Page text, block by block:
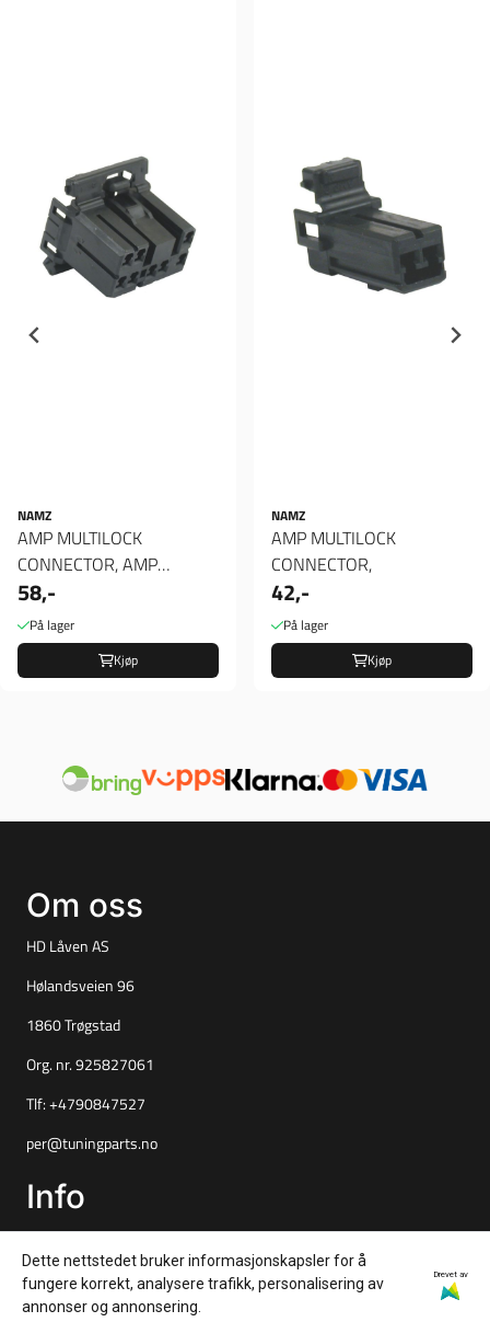
NAMZ
AMP MULTILOCK
CONNECTOR, AMP
MULTILOCK CONNECTOR.
BLACK, PLUG, 8-PINS
58,-
På lager
Kjøp
NAMZ
AMP MULTILOCK
CONNECTOR,
42,-
På lager
Kjøp
Om oss
HD Låven AS
Hølandsveien 96
1860 Trøgstad
Org. nr. 925827061
Tlf: +4790847527
per@tuningparts.no
Info
Frakt og retur
Personvern
Dette nettstedet bruker informasjonskapsler for å
fungere korrekt, analysere trafikk, personalisering av
annonser og annonsering.
Drevet av